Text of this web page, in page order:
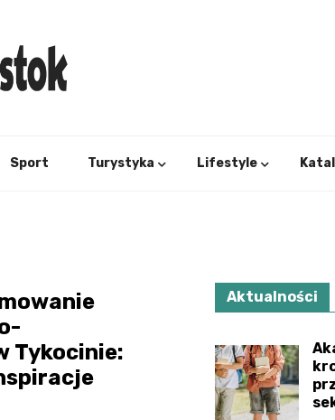
Sport Turystyka Lifestyle
Tykocinie:
Aktualności